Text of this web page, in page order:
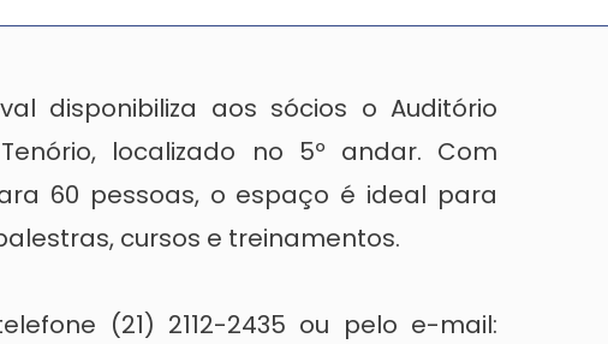
disponibiliza aos sócios o Auditório
localizado no 5º andar. Com
60 pessoas, o espaço é ideal para
cursos e treinamentos.
(21) 2112-2435 ou pelo e-mail: